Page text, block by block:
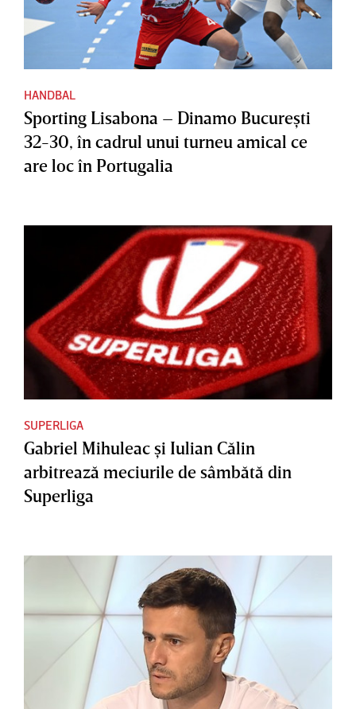
HANDBAL
Sporting Lisabona – Dinamo Bucureşti
32-30, în cadrul unui turneu amical ce
are loc în Portugalia
SUPERLIGA
Gabriel Mihuleac şi Iulian Călin
arbitrează meciurile de sâmbătă din
Superliga